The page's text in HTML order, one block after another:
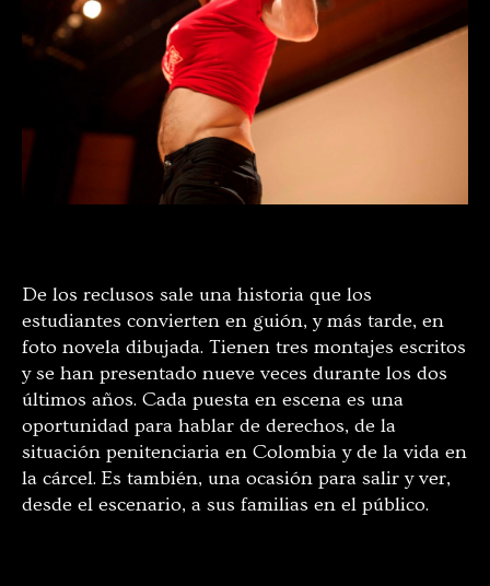
De los reclusos sale una historia que los
estudiantes convierten en guión, y más tarde, en
foto novela dibujada. Tienen tres montajes escritos
y se han presentado nueve veces durante los dos
últimos años. Cada puesta en escena es una
oportunidad para hablar de derechos, de la
situación penitenciaria en Colombia y de la vida en
la cárcel. Es también, una ocasión para salir y ver,
desde el escenario, a sus familias en el público.